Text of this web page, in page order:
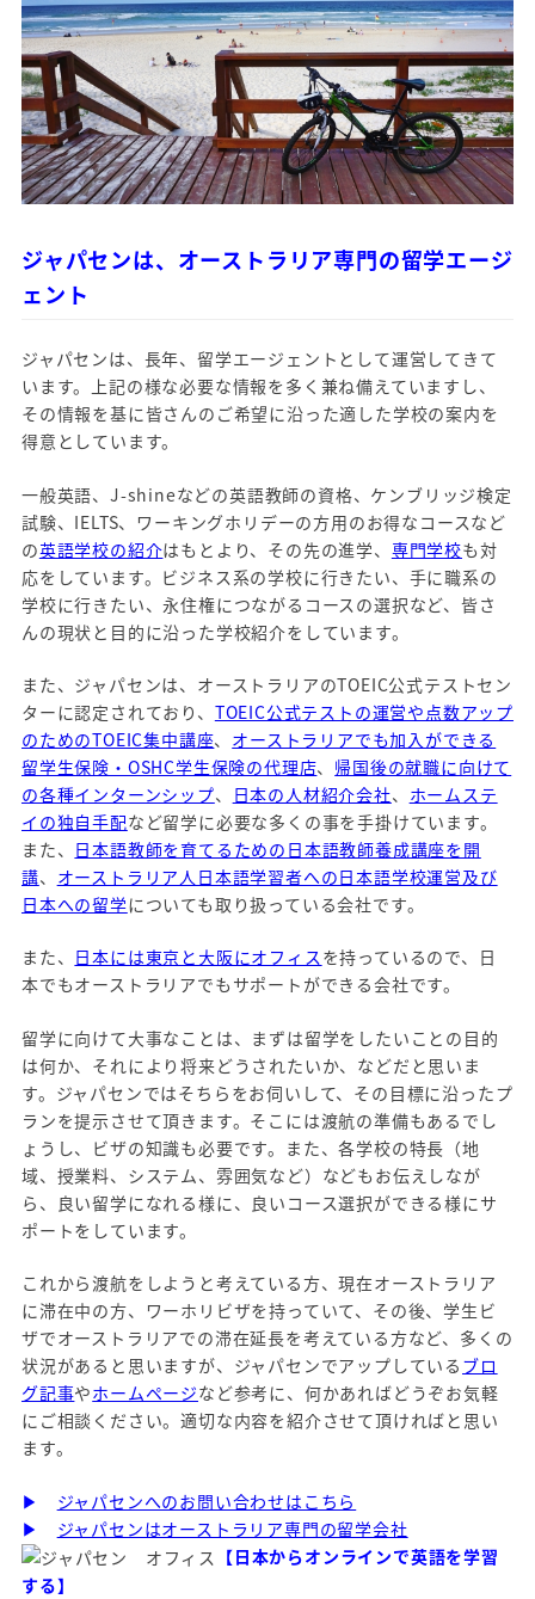
ジャパセンは、オーストラリア専門の留学エージ
ェント
ジャパセンは、長年、留学エージェントとして運営してきて
います。上記の様な必要な情報を多く兼ね備えていますし、
その情報を基に皆さんのご希望に沿った適した学校の案内を
得意としています。
一般英語、J-shineなどの英語教師の資格、ケンブリッジ検定
試験、IELTS、ワーキングホリデーの方用のお得なコースなど
の英語学校の紹介はもとより、その先の進学、 専門学校も対
応をしています。ビジネス系の学校に行きたい、手に職系の
学校に行きたい、永住権につながるコースの選択など、皆さ
んの現状と目的に沿った学校紹介をしています。
また、ジャパセンは、オーストラリアのTOEIC公式テストセン
ターに認定されており、 TOEIC公式テストの運営や点数アップ
のためのTOEIC集中講座、 オーストラリアでも加入ができる
留学生保険・OSHC学生保険の代理店、 帰国後の就職に向けて
の各種インターンシップ、 日本の人材紹介会社、 ホームステ
イの独自手配など留学に必要な多くの事を手掛けています。
また、 日本語教師を育てるための日本語教師養成講座を開
講、 オーストラリア人日本語学習者への日本語学校運営及び
日本への留学についても取り扱っている会社です。
また、 日本には東京と大阪にオフィスを持っているので、日
本でもオーストラリアでもサポートができる会社です。
留学に向けて大事なことは、まずは留学をしたいことの目的
は何か、それにより将来どうされたいか、などだと思いま
す。ジャパセンではそちらをお伺いして、その目標に沿ったプ
ランを提示させて頂きます。そこには渡航の準備もあるでし
ょうし、ビザの知識も必要です。また、各学校の特長（地
域、授業料、システム、雰囲気など）などもお伝えしなが
ら、良い留学になれる様に、良いコース選択ができる様にサ
ポートをしています。
これから渡航をしようと考えている方、現在オーストラリア
に滞在中の方、ワーホリビザを持っていて、その後、学生ビ
ザでオーストラリアでの滞在延長を考えている方など、多くの
状況があると思いますが、ジャパセンでアップしている ブロ
グ記事やホームページなど参考に、何かあればどうぞお気軽
にご相談ください。適切な内容を紹介させて頂ければと思い
ます。
▶
ジャパセンへのお問い合わせはこちら
▶
ジャパセンはオーストラリア専門の留学会社
【日本からオンラインで英語を学習
する】